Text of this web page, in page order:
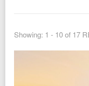
Showing: 1 - 10 of 17